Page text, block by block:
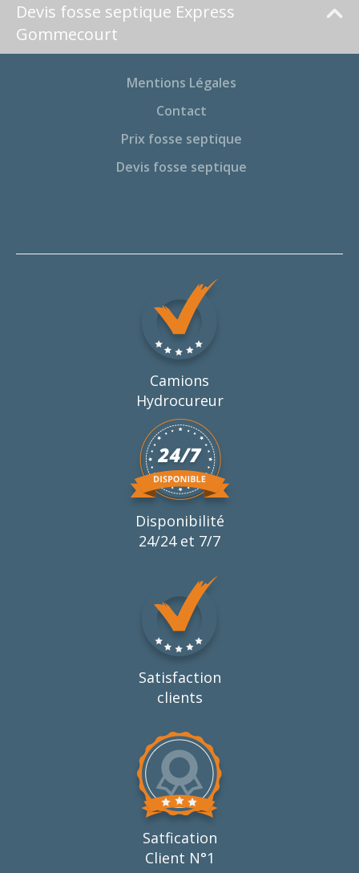
Devis fosse septique Express
Gommecourt
Mentions Légales
Contact
Prix fosse septique
Devis fosse septique
Camions
Hydrocureur
Disponibilité
24/24 et 7/7
Satisfaction
clients
Satfication
Client N°1